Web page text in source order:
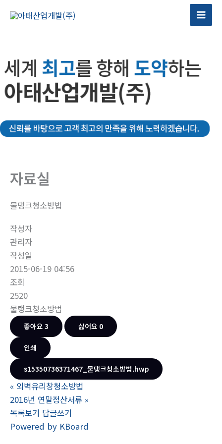
너
뛰
기
자료실
물탱크청소방법
작성자
관리자
작성일
2015-06-19 04:56
조회
2520
물탱크청소방법
좋아요 3 싫어요 0
인쇄
s15350736371467_물탱크청소방법.hwp
« 외벽유리창청소방법
2016년 연말정산서류 »
목록보기 답글쓰기
Powered by KBoard